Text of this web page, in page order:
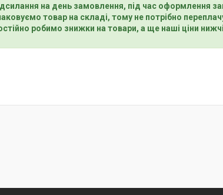
на день замовлення, під час оформлення
товар на складі, тому не потрібно
робимо знижки на товари, а ще наші ціни